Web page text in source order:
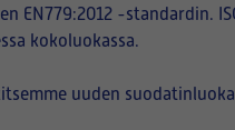
EN779:2012 -standardin.
kokoluokassa.
uuden